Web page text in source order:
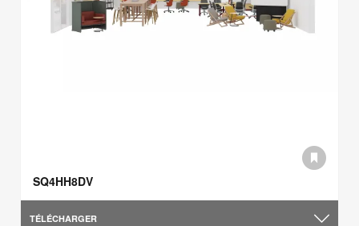
SQ4HH8DV
TÉLÉCHARGER